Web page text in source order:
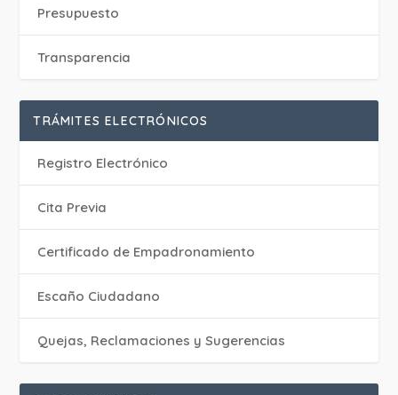
Presupuesto
Transparencia
TRÁMITES ELECTRÓNICOS
Registro Electrónico
Cita Previa
Certificado de Empadronamiento
Escaño Ciudadano
Quejas, Reclamaciones y Sugerencias